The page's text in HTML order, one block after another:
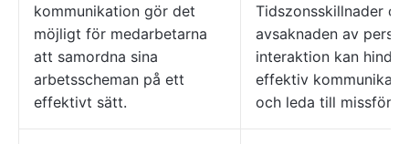
kommunikation gör det
möjligt för medarbetarna
att samordna sina
arbetsscheman på ett
effektivt sätt.
Tidszonsskillnader
avsaknaden av
interaktion kan hindra
effektiv
och leda till